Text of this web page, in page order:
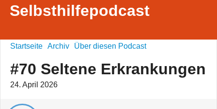
Selbsthilfepodcast
Startseite Archiv Über diesen Podcast
#70 Seltene Erkrankungen
24. April 2026